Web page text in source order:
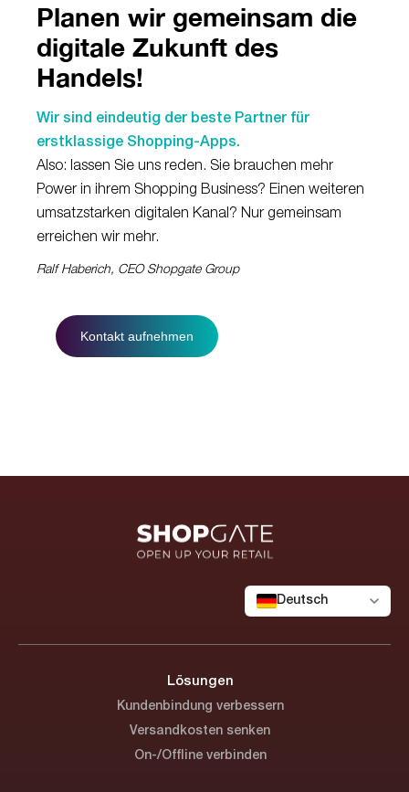
Planen wir gemeinsam die
digitale Zukunft des
Handels!
Wir sind eindeutig der beste Partner für
erstklassige Shopping-Apps.
Also: lassen Sie uns reden. Sie brauchen mehr
Power in ihrem Shopping Business? Einen weiteren
umsatzstarken digitalen Kanal? Nur gemeinsam
erreichen wir mehr.
Ralf Haberich, CEO Shopgate Group
Kontakt aufnehmen
Deutsch
Lösungen
Kundenbindung verbessern
Versandkosten senken
On-/Offline verbinden